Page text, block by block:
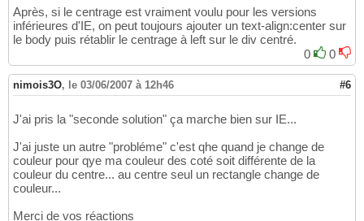
Après, si le centrage est vraiment voulu pour les versions
inférieures d'IE, on peut toujours ajouter un text-align:center sur
le body puis rétablir le centrage à left sur le div centré.
0
0
nimois3O, le 03/06/2007 à 12h46 #6
J'ai pris la "seconde solution" ça marche bien sur IE...
J'ai juste un autre "probléme" c'est qhe quand je change de
couleur pour qye ma couleur des coté soit différente de la
couleur du centre... au centre seul un rectangle change de
couleur...
Merci de vos réactions